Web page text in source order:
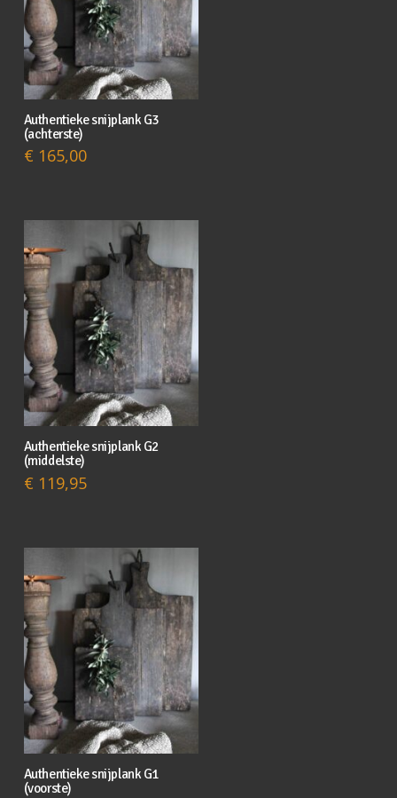
Authentieke snijplank G3
(achterste)
€ 165,00
Authentieke snijplank G2
(middelste)
€ 119,95
Authentieke snijplank G1
(voorste)